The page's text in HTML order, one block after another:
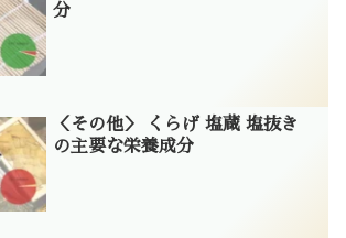
分
＜その他＞ くらげ 塩蔵 塩抜き
の主要な栄養成分